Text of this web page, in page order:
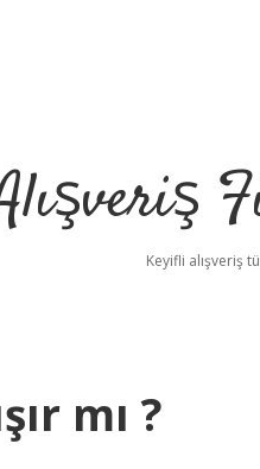
Keyifli alışveriş
mı ?